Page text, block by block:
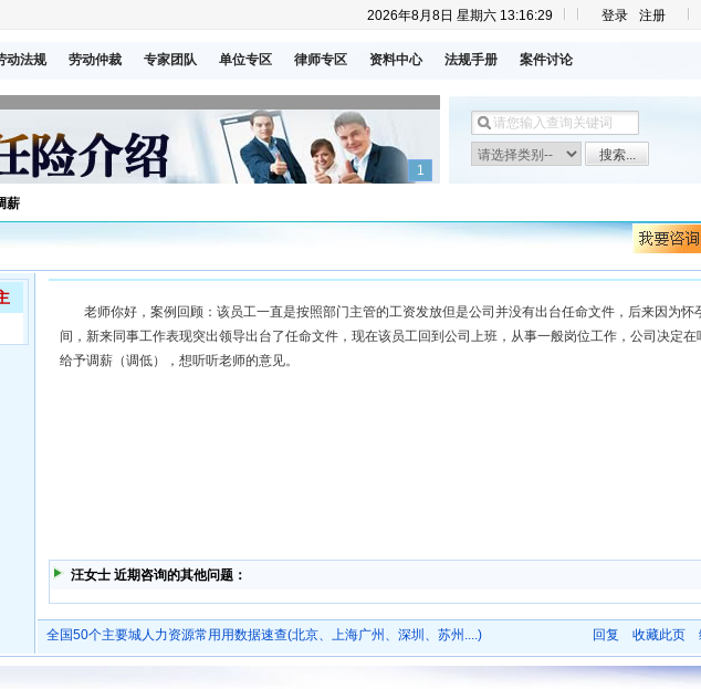
注册
登录
2026年8月8日 星期六 13:16:30
动法规 劳动仲裁 专家团队 单位专区 律师专区 资料中心 法规手册 案件讨论
1
薪
老师你好，案例回顾：该员工一直是按照部门主管的工资发放但是公司并没有出台任命文件，后来因为怀
间，新来同事工作表现突出领导出台了任命文件，现在该员工回到公司上班，从事一般岗位工作，公司决定在
给予调薪（调低），想听听老师的意见。
汪女士 近期咨询的其他问题：
全国50个主要城人力资源常用用数据速查(北京、上海广州、深圳、苏州....) 回复 收藏此页